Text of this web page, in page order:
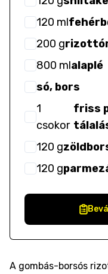
120 ml
200 g
800 mlalaplé
só, bors
1
csokor
friss
120 g
120 g
A gombás-borsós